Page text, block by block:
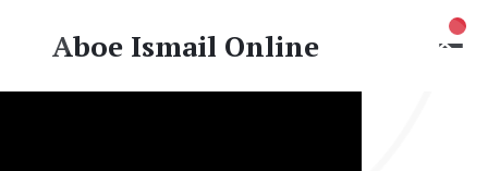
Aboe Ismail Online